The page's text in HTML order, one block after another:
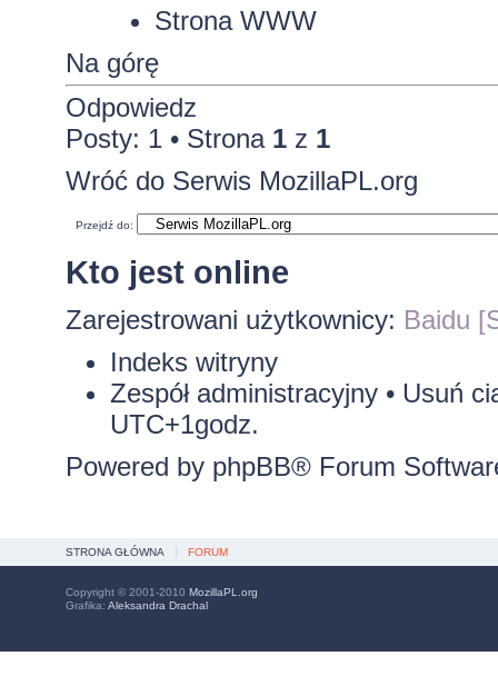
Strona WWW
Na górę
Odpowiedz
Posty: 1 • Strona 1z 1
Wróć do Serwis MozillaPL.org
Przejdź do:
Kto jest online
Zarejestrowani użytkownicy: Baidu
Indeks witryny
Zespół administracyjny• Usuń
UTC+1godz.
Powered by phpBB® Forum
STRONA GŁÓWNA FORUM
Copyright © 2001-2010 MozillaPL.org
Grafika: Aleksandra Drachal